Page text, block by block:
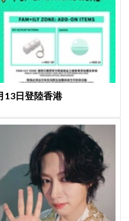
13日登陸香港